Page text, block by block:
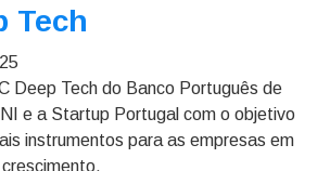
Tech
Deep Tech do Banco Português de
e a Startup Portugal com o objetivo
instrumentos para as empresas em